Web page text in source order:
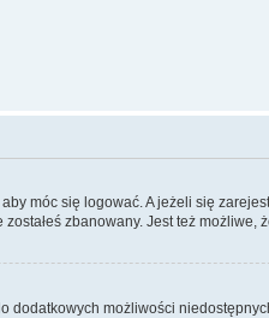
móc się logować. A jeżeli się
zbanowany. Jest też
możliwości